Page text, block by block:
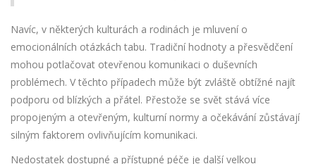
Navíc, v některých kulturách a rodinách je mluvení o
emocionálních otázkách tabu. Tradiční hodnoty a přesvědčení
mohou potlačovat otevřenou komunikaci o duševních
problémech. V těchto případech může být zvláště obtížné najít
podporu od blízkých a přátel. Přestože se svět stává více
propojeným a otevřeným, kulturní normy a očekávání zůstávají
silným faktorem ovlivňujícím komunikaci.
Nedostatek dostupné a přístupné péče je další velkou